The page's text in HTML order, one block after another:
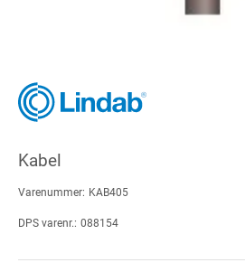
Kabel
Varenummer: KAB405
DPS varenr.: 088154